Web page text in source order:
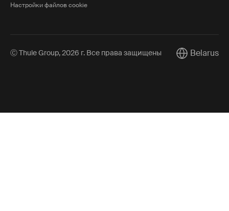
Настройки файлов cookie
Ⓒ Thule Group, 2026 г. Все права защищены CurrentBelarus